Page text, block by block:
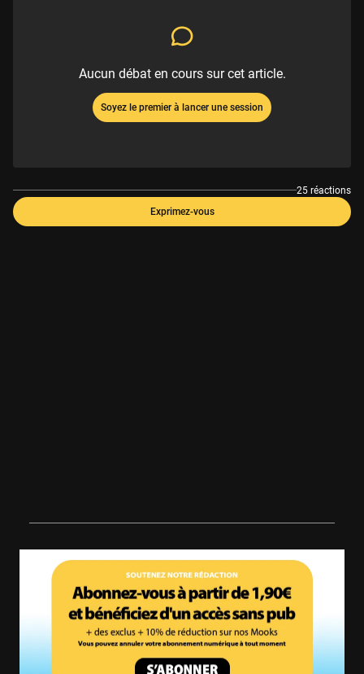
Aucun débat en cours sur cet article.
Soyez le premier à lancer une session
25 réactions
Exprimez-vous